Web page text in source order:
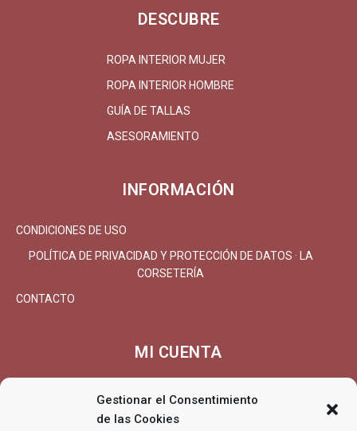
Gestionar el Consentimiento
de las Cookies
DESCUBRE
ROPA INTERIOR MUJER
ROPA INTERIOR HOMBRE
GUÍA DE TALLAS
ASESORAMIENTO
INFORMACIÓN
CONDICIONES DE USO
POLÍTICA DE PRIVACIDAD Y PROTECCIÓN DE DATOS · LA
CORSETERÍA
CONTACTO
MI CUENTA
MI CUENTA/REGISTRARSE
CARRITO